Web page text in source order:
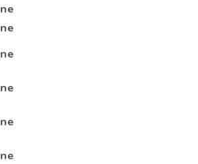
ne
ne
ne
ne
ne
ne